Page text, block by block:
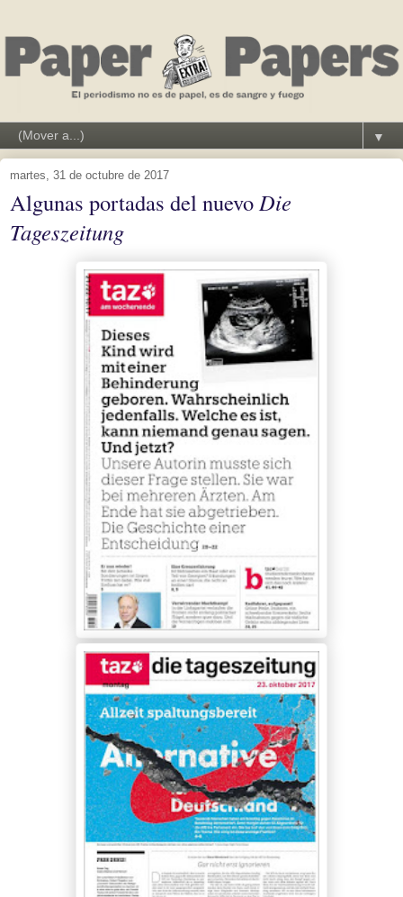
▼
martes, 31 de octubre de 2017
Algunas portadas del nuevoDie
Tageszeitung